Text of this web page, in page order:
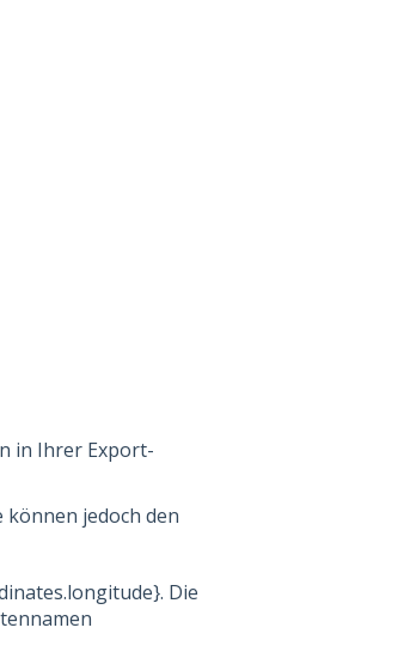
in Ihrer Export-
können jedoch den
Die